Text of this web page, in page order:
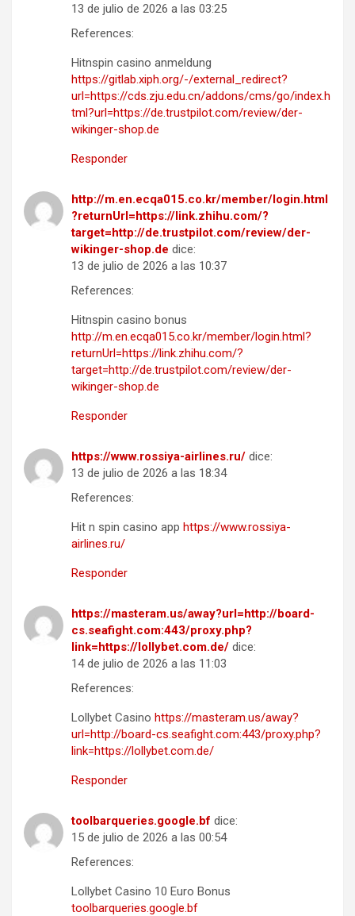
13 de julio de 2026 a las 03:25
References:
Hitnspin casino anmeldung
https://gitlab.xiph.org/-/external_redirect?
url=https://cds.zju.edu.cn/addons/cms/go/index.h
tml?url=https://de.trustpilot.com/review/der-
wikinger-shop.de
Responder
http://m.en.ecqa015.co.kr/member/login.html
?returnUrl=https://link.zhihu.com/?
target=http://de.trustpilot.com/review/der-
wikinger-shop.de dice:
13 de julio de 2026 a las 10:37
References:
Hitnspin casino bonus
http://m.en.ecqa015.co.kr/member/login.html?
returnUrl=https://link.zhihu.com/?
target=http://de.trustpilot.com/review/der-
wikinger-shop.de
Responder
https://www.rossiya-airlines.ru/ dice:
13 de julio de 2026 a las 18:34
References:
Hit n spin casino app https://www.rossiya-
airlines.ru/
Responder
https://masteram.us/away?url=http://board-
cs.seafight.com:443/proxy.php?
link=https://lollybet.com.de/ dice:
14 de julio de 2026 a las 11:03
References:
Lollybet Casino https://masteram.us/away?
url=http://board-cs.seafight.com:443/proxy.php?
link=https://lollybet.com.de/
Responder
toolbarqueries.google.bf dice:
15 de julio de 2026 a las 00:54
References:
Lollybet Casino 10 Euro Bonus
toolbarqueries.google.bf